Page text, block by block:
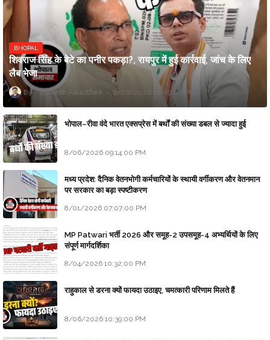
BHOPAL
शिवराज सिंह के बेटे का पनीर पकड़ा?, रायपुर में हुई कार्रवाई, जांच के लिए
लैब भेजा
Updesh Awasthee 8/06/2026 10:09:00 PM
भोपाल–रीवा वंदे भारत एक्सप्रेस में बर्थों की संख्या डबल से ज्यादा हुई
8/06/2026 09:14:00 PM
मध्य प्रदेश: दैनिक वेतनभोगी कर्मचारियों के स्थायी वर्गीकरण और वेतनमान
पर सरकार का बड़ा स्पष्टीकरण
8/01/2026 07:07:00 PM
MP Patwari भर्ती 2026 और समूह-2 उपसमूह-4 अभ्यर्थियों के लिए
संपूर्ण मार्गदर्शिका
8/04/2026 10:32:00 PM
राहुकाल से डरना क्यों फायदा उठाइए, चमत्कारी परिणाम मिलते हैं
8/06/2026 10:39:00 PM